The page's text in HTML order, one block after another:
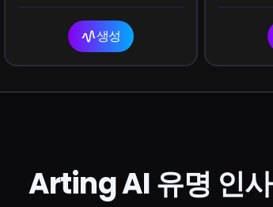
you lately, fill me in.
생성
Arting AI 유명 인